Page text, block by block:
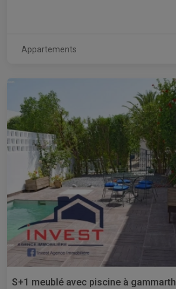
Appartements
S+1 meublé avec piscine à gammarth